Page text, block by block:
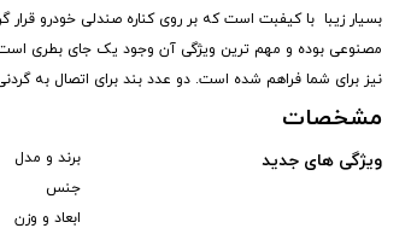
بسیار زیبا با کیفبت است که بر روی کناره صندلی خودرو
مصنوعی بوده و مهم ترین ویژگی آن وجود یک جای بطری است
نیز برای شما فراهم شده است. دو عدد بند برای اتصال به
مشخصات
ویژگی های جدید
برند و مدل
جنس
ابعاد و وزن